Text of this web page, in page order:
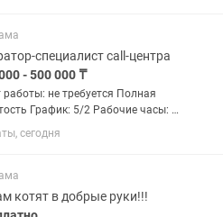
специалист call-центра
- 500 000 ₸
не требуется Полная
График: 5/2 Рабочие часы: 8
плата: Фиксированный
180 000 на руки + ежемесячные
за месяц),...
сегодня
котят в добрые руки!!!